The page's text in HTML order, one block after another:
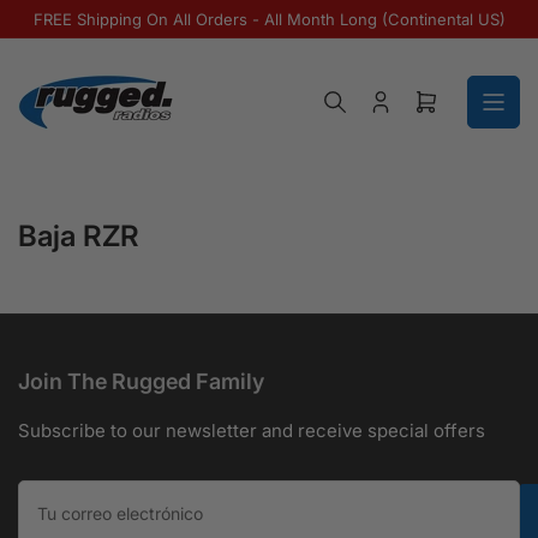
Pasar al contenido
FREE Shipping On All Orders - All Month Long (Continental US)
Iniciar sesión
Abrir cesta
Baja RZR
Join The Rugged Family
Subscribe to our newsletter and receive special offers
Tu correo electrónico